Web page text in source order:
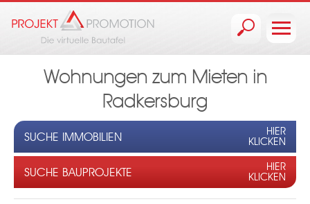
Wohnungen zum Mieten in
Radkersburg
SUCHE IMMOBILIEN
HIER
KLICKEN
SUCHE BAUPROJEKTE
HIER
KLICKEN